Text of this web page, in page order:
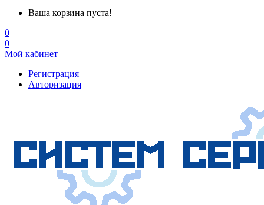
Ваша корзина пуста!
0
0
Мой кабинет
Регистрация
Авторизация